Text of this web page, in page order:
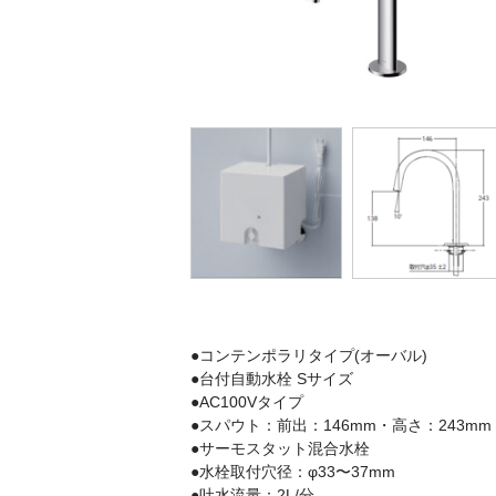
●コンテンポラリタイプ(オーバル)
●台付自動水栓 Sサイズ
●AC100Vタイプ
●スパウト：前出：146mm・高さ：243mm
●サーモスタット混合水栓
●水栓取付穴径：φ33〜37mm